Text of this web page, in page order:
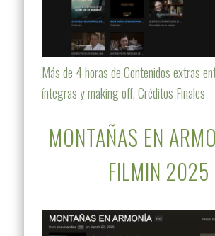
Más de 4 horas de Contenidos extras
íntegras y making off, Créditos Finales
MONTAÑAS EN
FILMIN 2025